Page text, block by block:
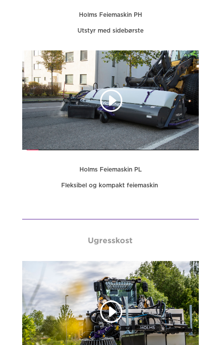
Holms Feiemaskin PH
Utstyr med sidebørste
Holms Feiemaskin PL
Fleksibel og kompakt feiemaskin
Ugresskost